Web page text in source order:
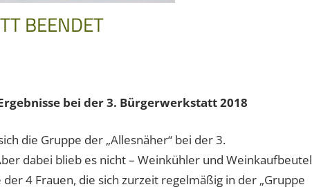
BEENDET
bei der 3. Bürgerwerkstatt 2018
die Gruppe der „Allesnäher“ bei der 3.
dabei blieb es nicht – Weinkühler und Weinkaufbeutel
4 Frauen, die sich zurzeit regelmäßig in der „Gruppe